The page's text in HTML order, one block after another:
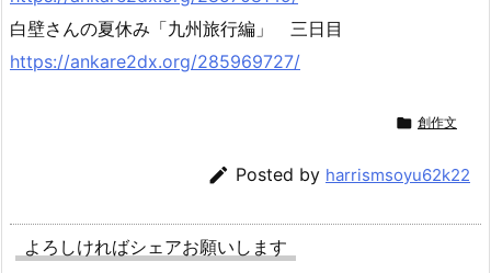
白壁さんの夏休み「九州旅行編」 三日目
https://ankare2dx.org/285969727/
 創作文
 Posted by harrismsoyu62k22
よろしければシェアお願いします